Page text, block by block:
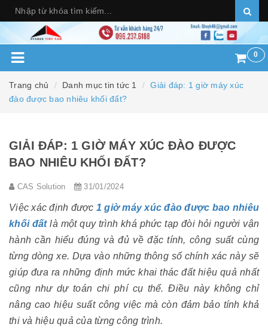
0
Trang chủ Danh mục tin tức 1
Giải đáp: 1 giờ máy xúc
đào được bao nhiêu khối đất?
GIẢI ĐÁP: 1 GIỜ MÁY XÚC ĐÀO ĐƯỢC
BAO NHIÊU KHỐI ĐẤT?
CAS Solution 31/01/2024
Việc xác định được 1 giờ máy xúc đào được bao nhiêu
khối đất là một quy trình khá phức tạp đòi hỏi người vận
hành cần hiểu đúng và đủ về đặc tính, công suất cùng
từng dòng xe. Dựa vào những thông số chính xác này sẽ
giúp đưa ra những định mức khai thác đất hiệu quả nhất
cũng như dự toán chi phí cụ thể. Điều này không chỉ
nâng cao hiệu suất công việc mà còn đảm bảo tính khả
thi và hiệu quả của từng công trình.